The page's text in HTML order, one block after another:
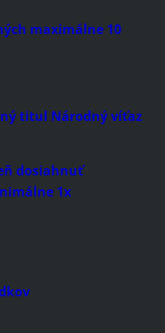
maximálne 10
titul Národný víťaz
dosiahnuť
1x